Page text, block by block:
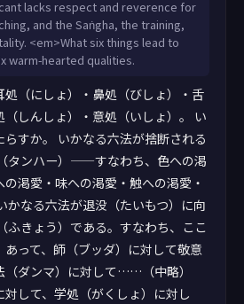
lacks respect and reverence for
and the Saṅgha, the training,
<em>What six things lead to
warm-hearted qualities.
（にしょ）・鼻処（びしょ）・舌
しんしょ）・意処（いしょ）。 い
すか。 いかなる六法が捨断される
タンハー）——すなわち、色への渇
渇愛・味への渇愛・触への渇愛・
かなる六法が退没（たいもつ）に向
ふきょう）である。すなわち、ここ
って、師（ブッダ）に対して敬意
（ダンマ）に対して……（中略）
して、学処（がくしょ）に対し